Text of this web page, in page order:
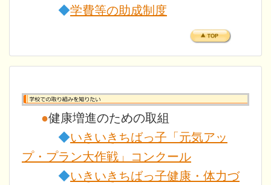
◆学費等の助成制度
●健康増進のための取組
◆いきいきちばっ子「元気アッ
プ・プラン大作戦」コンクール
◆いきいきちばっ子健康・体力づ